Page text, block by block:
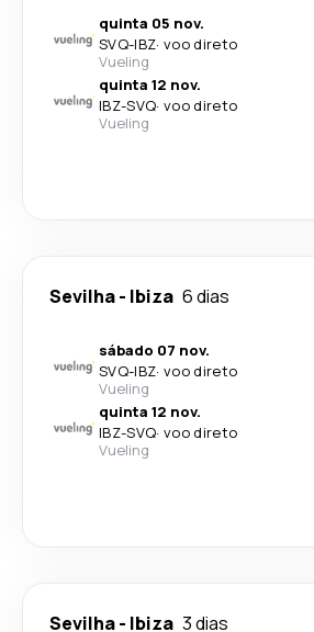
quinta 05 nov.
SVQ-IBZ· voo direto
Vueling
quinta 12 nov.
IBZ-SVQ· voo direto
Vueling
Sevilha- Ibiza 6 dias
sábado 07 nov.
SVQ-IBZ· voo direto
Vueling
quinta 12 nov.
IBZ-SVQ· voo direto
Vueling
Sevilha- Ibiza 3 dias